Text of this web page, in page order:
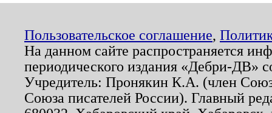
Пользовательское соглашение,
На данном сайте распространяется
периодического издания «Дебри-ДВ»
Учредитель: Пронякин К.А. (член
Союза писателей России). Главный